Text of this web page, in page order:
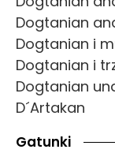
Dogtanian
Dogtanian i
Dogtanian i
Dogtanian
D´Artakan
Gatunki